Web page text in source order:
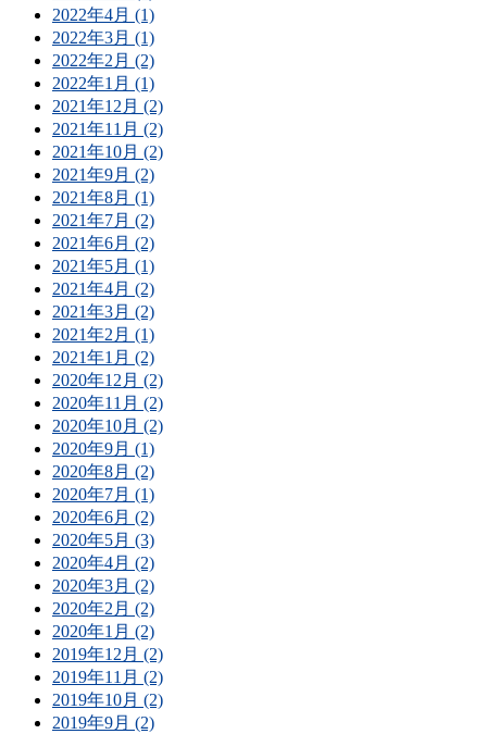
2022年4月 (1)
2022年3月 (1)
2022年2月 (2)
2022年1月 (1)
2021年12月 (2)
2021年11月 (2)
2021年10月 (2)
2021年9月 (2)
2021年8月 (1)
2021年7月 (2)
2021年6月 (2)
2021年5月 (1)
2021年4月 (2)
2021年3月 (2)
2021年2月 (1)
2021年1月 (2)
2020年12月 (2)
2020年11月 (2)
2020年10月 (2)
2020年9月 (1)
2020年8月 (2)
2020年7月 (1)
2020年6月 (2)
2020年5月 (3)
2020年4月 (2)
2020年3月 (2)
2020年2月 (2)
2020年1月 (2)
2019年12月 (2)
2019年11月 (2)
2019年10月 (2)
2019年9月 (2)